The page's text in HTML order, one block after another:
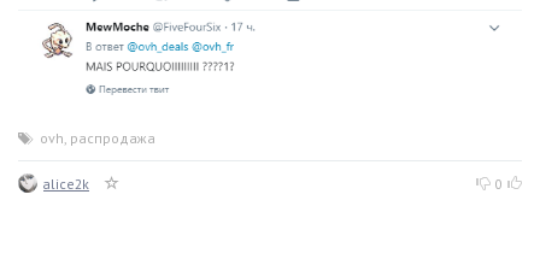
ovh распродажа
alice2k 0